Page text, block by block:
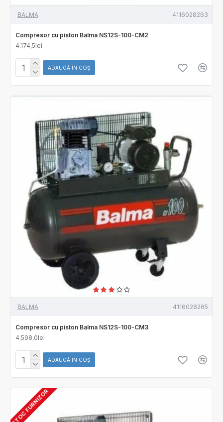
BALMA 4116028263
Compresor cu piston Balma NS12S-100-CM2
4.174,5lei
ADAUGĂ ÎN COŞ
BALMA 4116028265
Compresor cu piston Balma NS12S-100-CM3
4.598,0lei
ADAUGĂ ÎN COŞ
STOC FURNIZOR